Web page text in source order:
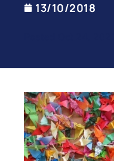
13/10/2018